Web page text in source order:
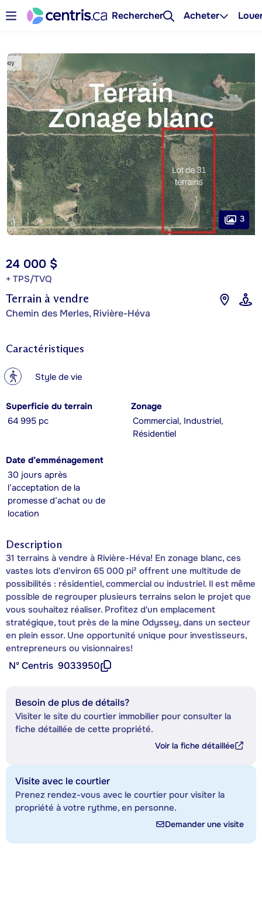
Rechercher Acheter
Terrain à vendre
Chemin des Merles, Rivière-Héva
24 000 $
+ TPS/TVQ
3
Caractéristiques
? Style de vie
Superficie du terrain
64 995 pc
Zonage
Commercial, Industriel,
Résidentiel
Date d’emménagement
30 jours après
l’acceptation de la
promesse d’achat ou de
location
Description
31 terrains à vendre à Rivière-Héva! En zonage blanc, ces
vastes lots d'environ 65 000 pi² offrent une multitude de
possibilités : résidentiel, commercial ou industriel. Il est même
possible de regrouper plusieurs terrains selon le projet que
vous souhaitez réaliser. Profitez d'un emplacement
stratégique, tout près de la mine Odyssey, dans un secteur
en plein essor. Une opportunité unique pour investisseurs,
entrepreneurs ou visionnaires!
Nº Centris 9033950
Besoin de plus de détails?
Visiter le site du courtier immobilier pour consulter la
fiche détaillée de cette propriété.
Voir la fiche détaillée
Visite avec le courtier
Prenez rendez-vous avec le courtier pour visiter la
propriété à votre rythme, en personne.
Demander une visite